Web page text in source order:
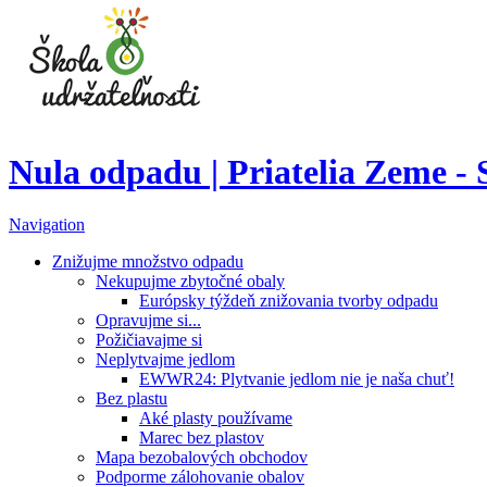
Nula odpadu | Priatelia Zeme -
Navigation
Znižujme množstvo odpadu
Nekupujme zbytočné obaly
Európsky týždeň znižovania tvorby odpadu
Opravujme si...
Požičiavajme si
Neplytvajme jedlom
EWWR24: Plytvanie jedlom nie je naša chuť!
Bez plastu
Aké plasty používame
Marec bez plastov
Mapa bezobalových obchodov
Podporme zálohovanie obalov